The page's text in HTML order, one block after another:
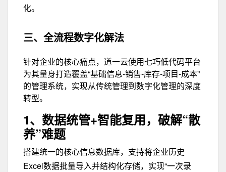
化。
三、 全流程数字化解法
针对企业的核心痛点，道一云使用七巧低代码平台
为其量身打造覆盖“基础信息-销售-库存-项目-成本”
的管理系统，实现从传统管理到数字化管理的深度
转型。
1、数据统管+智能复用， 破解“散
养”难题
搭建统一的核心信息数据库，支持将企业历史
Excel数据批量导入并结构化存储，实现“一次录